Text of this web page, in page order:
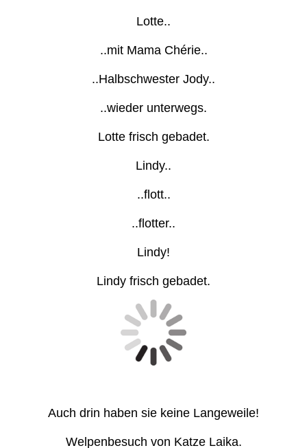
Lotte..
..mit Mama Chérie..
..Halbschwester Jody..
..wieder unterwegs.
Lotte frisch gebadet.
Lindy..
..flott..
..flotter..
Lindy!
Lindy frisch gebadet.
Auch drin haben sie keine Langeweile!
Welpenbesuch von Katze Laika.